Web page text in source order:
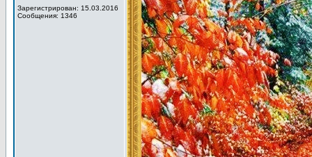
Зарегистрирован: 15.03.2016
Сообщения: 1346